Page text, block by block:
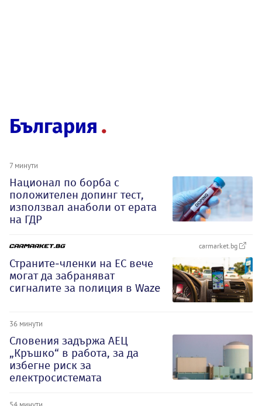
България
7 минути
Национал по борба с
положителен допинг тест,
използвал анаболи от ерата
на ГДР
carmarket.bg
Страните-членки на ЕС вече
могат да забраняват
сигналите за полиция в Waze
36 минути
Словения задържа АЕЦ
„Кръшко“ в работа, за да
избегне риск за
електросистемата
54 минути